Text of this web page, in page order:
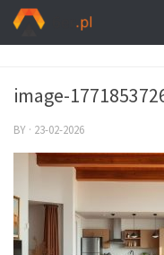
image-
BY · 23-02-2026